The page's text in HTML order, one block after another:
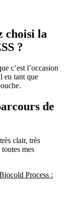
choisi la
?
c’est l’occasion
en tant que
de
clair, très
mes
Process :